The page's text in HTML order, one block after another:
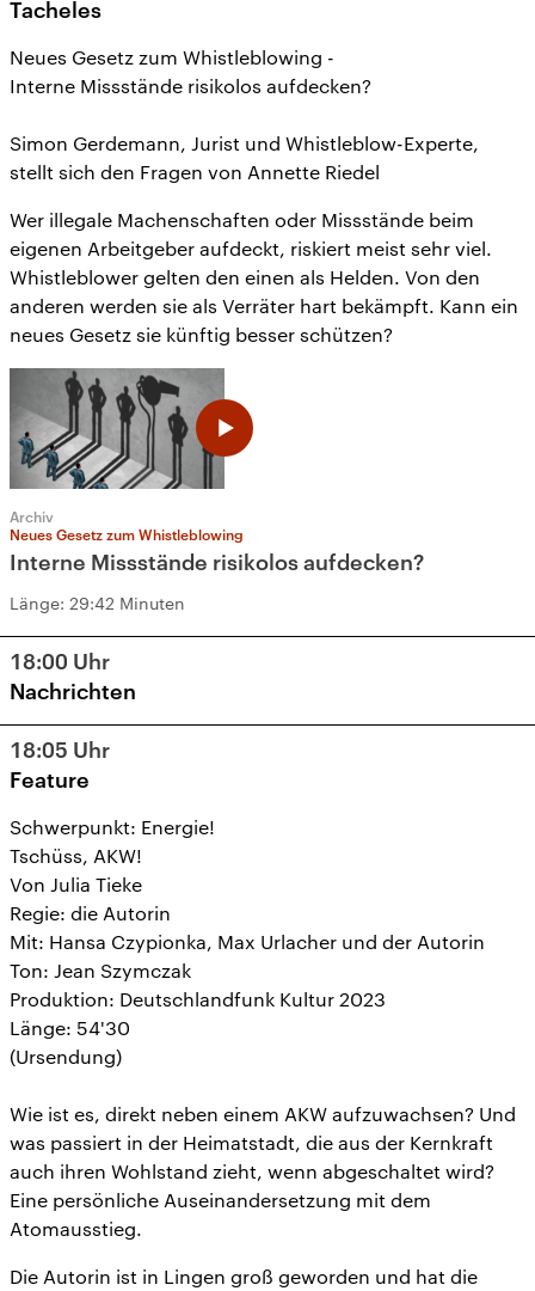
Tacheles
Neues Gesetz zum Whistleblowing -
Interne Missstände risikolos aufdecken?
Simon Gerdemann, Jurist und Whistleblow-Experte,
stellt sich den Fragen von Annette Riedel
Wer illegale Machenschaften oder Missstände beim
eigenen Arbeitgeber aufdeckt, riskiert meist sehr viel.
Whistleblower gelten den einen als Helden. Von den
anderen werden sie als Verräter hart bekämpft. Kann ein
neues Gesetz sie künftig besser schützen?
Archiv
Neues Gesetz zum Whistleblowing
Interne Missstände risikolos aufdecken?
Länge: 29:42 Minuten
18:00 Uhr
Nachrichten
18:05 Uhr
Feature
Schwerpunkt: Energie!
Tschüss, AKW!
Von Julia Tieke
Regie: die Autorin
Mit: Hansa Czypionka, Max Urlacher und der Autorin
Ton: Jean Szymczak
Produktion: Deutschlandfunk Kultur 2023
Länge: 54'30
(Ursendung)
Wie ist es, direkt neben einem AKW aufzuwachsen? Und
was passiert in der Heimatstadt, die aus der Kernkraft
auch ihren Wohlstand zieht, wenn abgeschaltet wird?
Eine persönliche Auseinandersetzung mit dem
Atomausstieg.
Die Autorin ist in Lingen groß geworden und hat die